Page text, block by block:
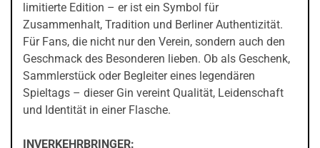
limitierte Edition – er ist ein Symbol für
Zusammenhalt, Tradition und Berliner Authentizität.
Für Fans, die nicht nur den Verein, sondern auch den
Geschmack des Besonderen lieben. Ob als Geschenk,
Sammlerstück oder Begleiter eines legendären
Spieltags – dieser Gin vereint Qualität, Leidenschaft
und Identität in einer Flasche.
INVERKEHRBRINGER: